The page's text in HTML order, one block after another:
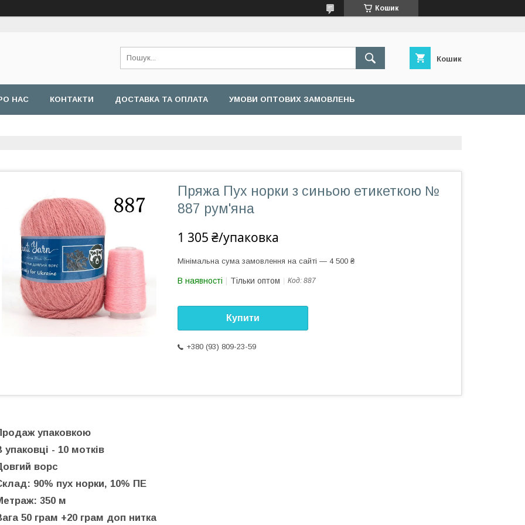
Кошик
Кошик
НАС КОНТАКТИ ДОСТАВКА ТА ОПЛАТА УМОВИ ОПТОВИХ ЗАМОВЛЕНЬ
Пряжа Пух норки з синьою етикеткою №
887 рум'яна
1 305 ₴/упаковка
Мінімальна сума замовлення на сайті — 4 500 ₴
В наявності Тільки оптом Код: 887
Купити
+380 (93) 809-23-59
упаковкою
упаковці - 10 мотків
ворс
90% пух норки, 10% ПЕ
350 м
50 грам +20 грам доп нитка